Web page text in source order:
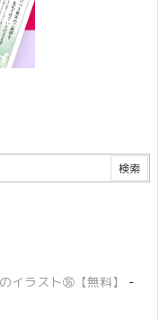
イラスト㊱【無料】
-